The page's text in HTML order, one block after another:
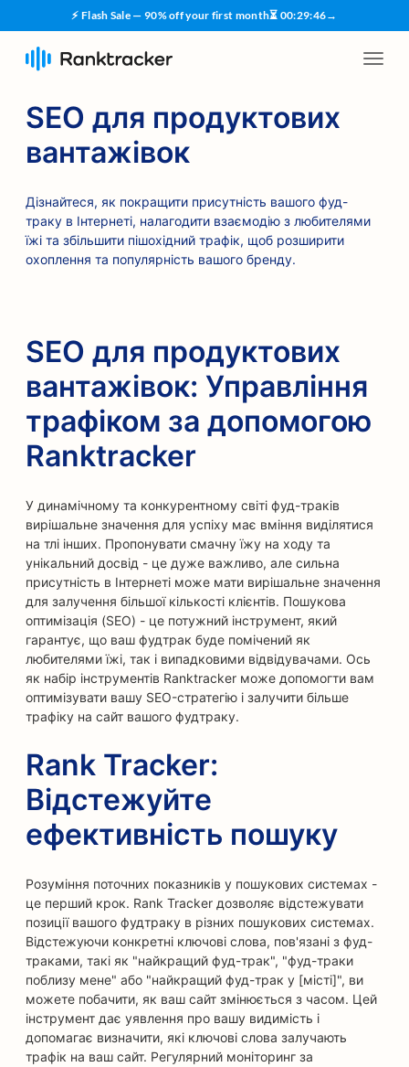
⚡ Flash Sale — 90% off your first month⏳ 00:29:45→
SEO для продуктових
вантажівок
Дізнайтеся, як покращити присутність вашого фуд-
траку в Інтернеті, налагодити взаємодію з любителями
їжі та збільшити пішохідний трафік, щоб розширити
охоплення та популярність вашого бренду.
SEO для продуктових
вантажівок: Управління
трафіком за допомогою
Ranktracker
У динамічному та конкурентному світі фуд-траків
вирішальне значення для успіху має вміння виділятися
на тлі інших. Пропонувати смачну їжу на ходу та
унікальний досвід - це дуже важливо, але сильна
присутність в Інтернеті може мати вирішальне значення
для залучення більшої кількості клієнтів. Пошукова
оптимізація (SEO) - це потужний інструмент, який
гарантує, що ваш фудтрак буде помічений як
любителями їжі, так і випадковими відвідувачами. Ось
як набір інструментів Ranktracker може допомогти вам
оптимізувати вашу SEO-стратегію і залучити більше
трафіку на сайт вашого фудтраку.
Rank Tracker:
Відстежуйте
ефективність пошуку
Розуміння поточних показників у пошукових системах -
це перший крок. Rank Tracker дозволяє відстежувати
позиції вашого фудтраку в різних пошукових системах.
Відстежуючи конкретні ключові слова, пов'язані з фуд-
траками, такі як "найкращий фуд-трак", "фуд-траки
поблизу мене" або "найкращий фуд-трак у [місті]", ви
можете побачити, як ваш сайт змінюється з часом. Цей
інструмент дає уявлення про вашу видимість і
допомагає визначити, які ключові слова залучають
трафік на ваш сайт. Регулярний моніторинг за